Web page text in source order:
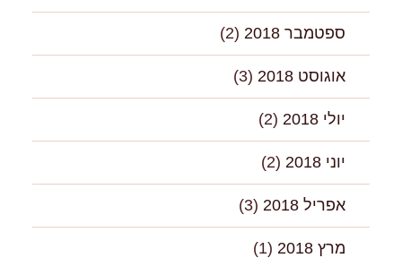
ספטמבר 2018 (2)
אוגוסט 2018 (3)
יולי 2018 (2)
יוני 2018 (2)
אפריל 2018 (3)
מרץ 2018 (1)